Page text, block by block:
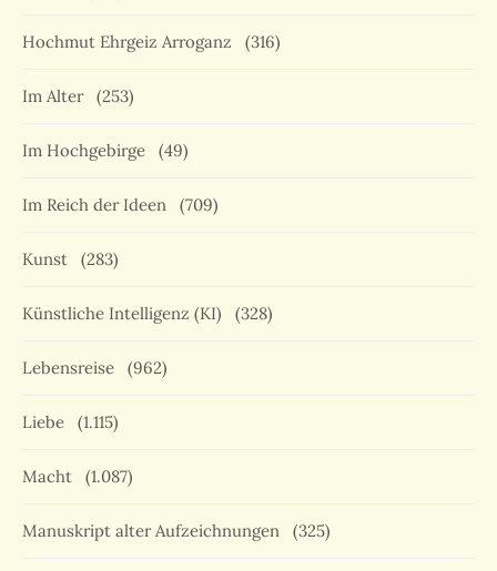
Hochmut Ehrgeiz Arroganz (316)
Im Alter (253)
Im Hochgebirge (49)
Im Reich der Ideen (709)
Kunst (283)
Künstliche Intelligenz (KI) (328)
Lebensreise (962)
Liebe (1.115)
Macht (1.087)
Manuskript alter Aufzeichnungen (325)